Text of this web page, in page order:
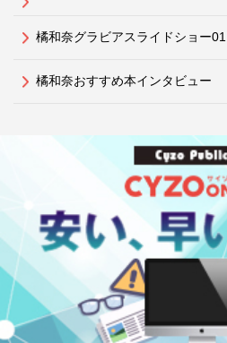
橘和奈グラビアスライドショー01
橘和奈おすすめ本インタビュー